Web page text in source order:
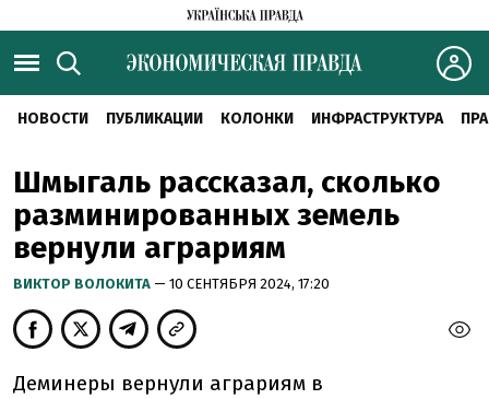
НОВОСТИ ПУБЛИКАЦИИ КОЛОНКИ ИНФРАСТРУКТУРА
Шмыгаль рассказал, сколько
разминированных земель
вернули аграриям
ВИКТОР ВОЛОКИТА — 10 СЕНТЯБРЯ 2024, 17:20
Деминеры вернули аграриям в